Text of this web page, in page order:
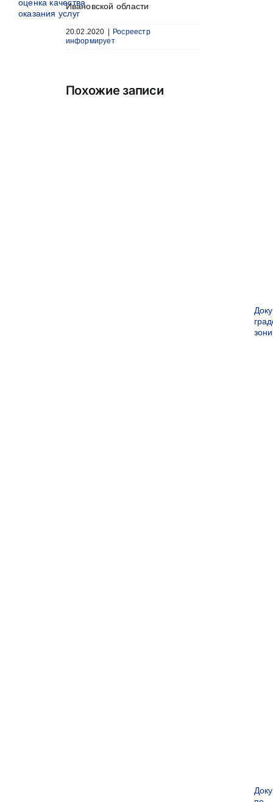
Ивановской области
20.02.2020
Росреестр
информирует
Похожие записи
оценка качества
оказания услуг